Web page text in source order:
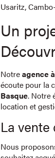
Usaritz,
Un
Notreagence
écoute pour la
Basque. Notre
location et
La
Nous